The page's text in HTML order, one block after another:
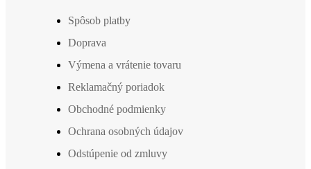
Spôsob platby
Doprava
Výmena a vrátenie tovaru
Reklamačný poriadok
Obchodné podmienky
Ochrana osobných údajov
Odstúpenie od zmluvy